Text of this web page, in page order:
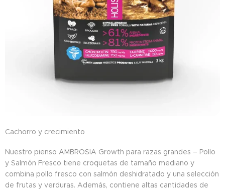
Cachorro y crecimiento
Nuestro pienso AMBROSIA Growth para razas grandes – Pollo
y Salmón Fresco tiene croquetas de tamaño mediano y
combina pollo fresco con salmón deshidratado y una selección
de frutas y verduras. Además, contiene altas cantidades de